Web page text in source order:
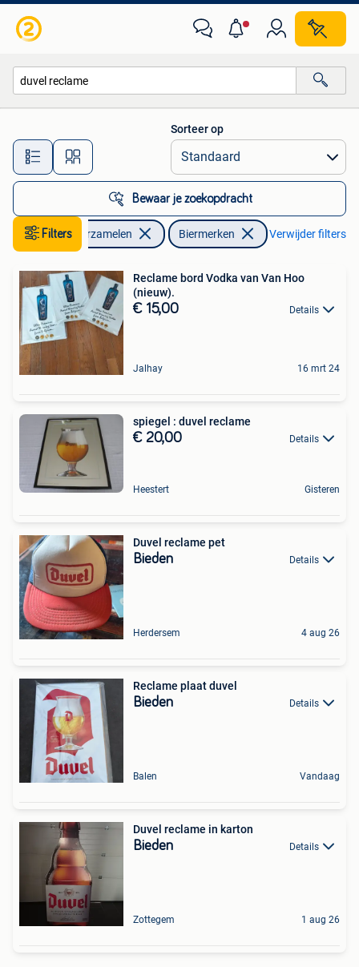
Alle afstanden…
Sorteer op
Bewaar je zoekopdracht
Filters Verzamelen Biermerken Verwijder filters
Reclame bord Vodka van Van Hoo
(nieuw).
€ 15,00 Details
Jalhay 16 mrt 24
spiegel : duvel reclame
€ 20,00 Details
Heestert Gisteren
Duvel reclame pet
Bieden Details
Herdersem 4 aug 26
Reclame plaat duvel
Bieden Details
Balen Vandaag
Duvel reclame in karton
Bieden Details
Zottegem 1 aug 26